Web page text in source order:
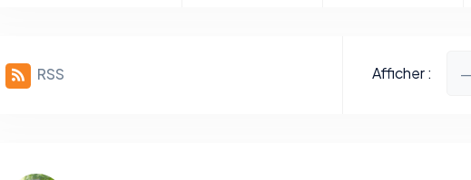
RSS Afficher :